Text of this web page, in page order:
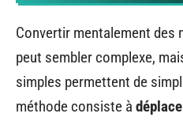
Convertir mentalement des
peut sembler complexe,
simples permettent de
méthode consiste à